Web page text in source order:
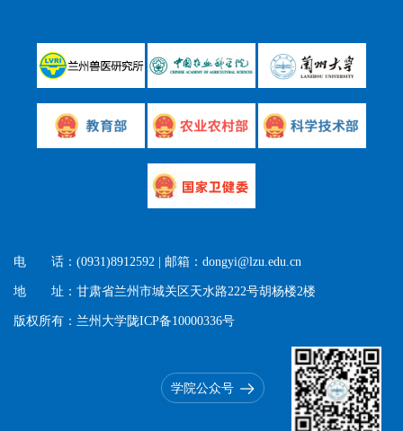
电 话：(0931)8912592 | 邮箱：dongyi@lzu.edu.cn
地 址：甘肃省兰州市城关区天水路222号胡杨楼2楼
版权所有：兰州大学陇ICP备10000336号
学院公众号